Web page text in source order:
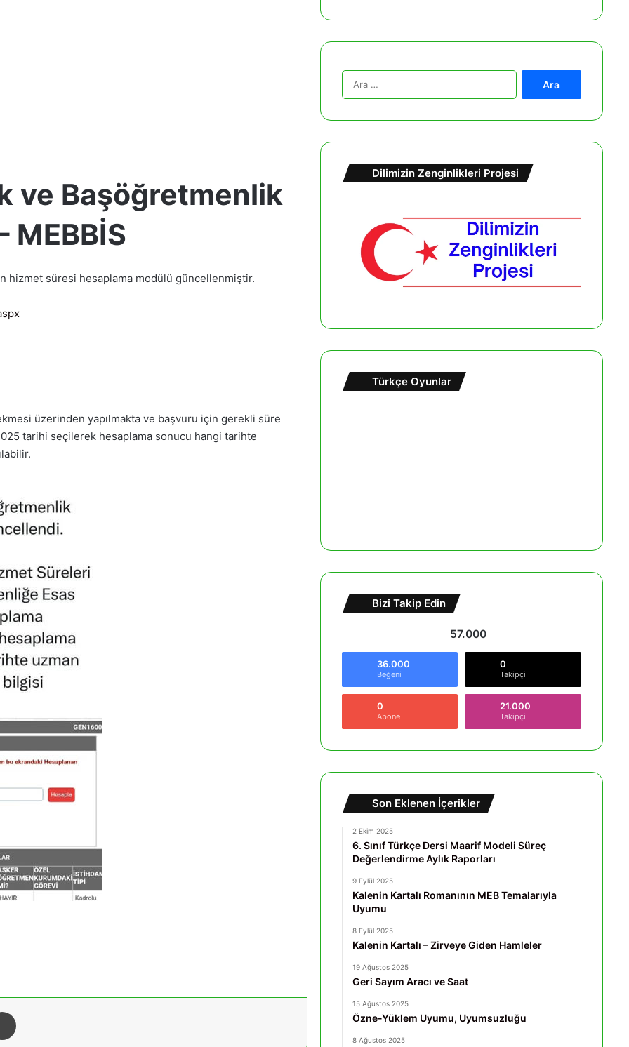
ve Başöğretmenlik
MEBBİS
hizmet süresi hesaplama modülü güncellenmiştir.
üzerinden yapılmakta ve başvuru için gerekli süre
tarihi seçilerek hesaplama sonucu hangi tarihte
m
Dilimizin Zenginlikleri Projesi
Türkçe Oyunlar
Bizi Takip Edin
57.000
36.000
Beğeni
0
Takipçi
0
Abone
21.000
Takipçi
Son Eklenen İçerikler
2 Ekim 2025
6. Sınıf Türkçe Dersi Maarif Modeli Süreç
Değerlendirme Aylık Raporları
9 Eylül 2025
Kalenin Kartalı Romanının MEB Temalarıyla
Uyumu
8 Eylül 2025
Kalenin Kartalı – Zirveye Giden Hamleler
19 Ağustos 2025
Geri Sayım Aracı ve Saat
15 Ağustos 2025
Özne-Yüklem Uyumu, Uyumsuzluğu
8 Ağustos 2025